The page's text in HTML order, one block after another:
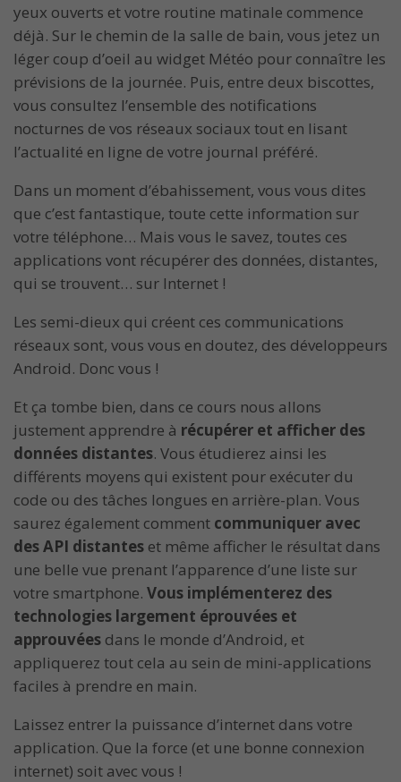
yeux ouverts et votre routine matinale commence
déjà. Sur le chemin de la salle de bain, vous jetez un
léger coup d’oeil au widget Météo pour connaître les
prévisions de la journée. Puis, entre deux biscottes,
vous consultez l’ensemble des notifications
nocturnes de vos réseaux sociaux tout en lisant
l’actualité en ligne de votre journal préféré.
Dans un moment d’ébahissement, vous vous dites
que c’est fantastique, toute cette information sur
votre téléphone… Mais vous le savez, toutes ces
applications vont récupérer des données, distantes,
qui se trouvent… sur Internet !
Les semi-dieux qui créent ces communications
réseaux sont, vous vous en doutez, des développeurs
Android. Donc vous !
Et ça tombe bien, dans ce cours nous allons
justement apprendre à récupérer et afficher des
données distantes. Vous étudierez ainsi les
différents moyens qui existent pour exécuter du
code ou des tâches longues en arrière-plan. Vous
saurez également comment communiquer avec
des API distantes et même afficher le résultat dans
une belle vue prenant l’apparence d’une liste sur
votre smartphone. Vous implémenterez des
technologies largement éprouvées et
approuvées dans le monde d’Android, et
appliquerez tout cela au sein de mini-applications
faciles à prendre en main.
Laissez entrer la puissance d’internet dans votre
application. Que la force (et une bonne connexion
internet) soit avec vous !